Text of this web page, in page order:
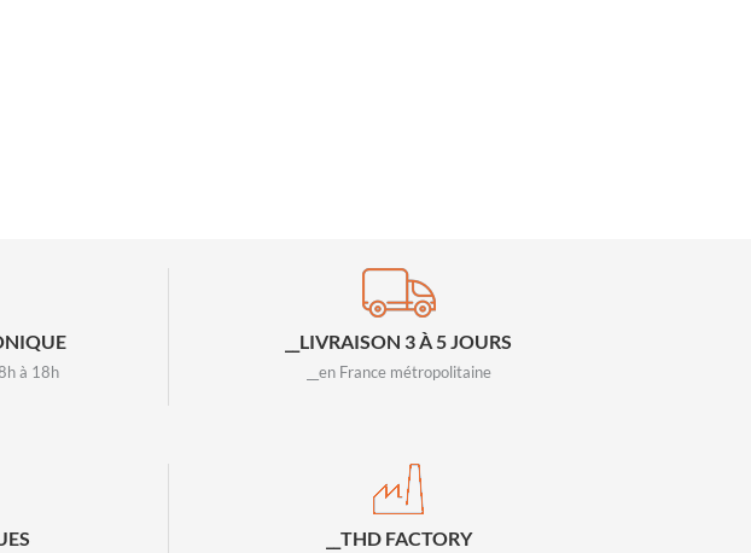
à 18h
__LIVRAISON 3 À 5 JOURS
__en France métropolitaine
__THD FACTORY